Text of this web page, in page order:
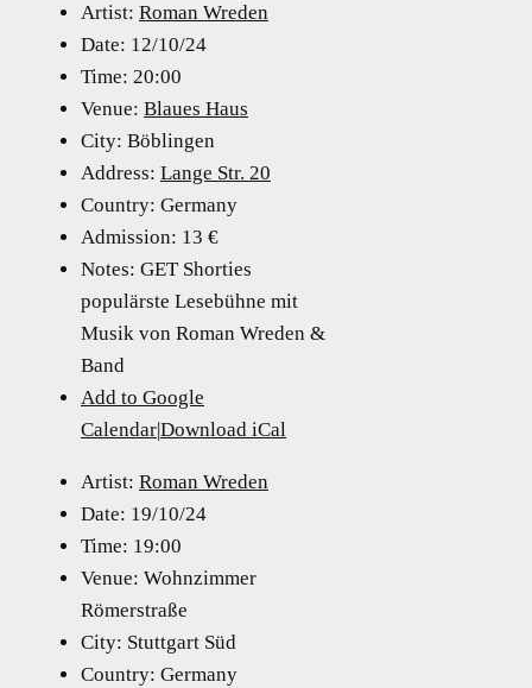
Artist: Roman Wreden
Date: 12/10/24
Time: 20:00
Venue: Blaues Haus
City: Böblingen
Address: Lange Str. 20
Country: Germany
Admission: 13 €
Notes: GET Shorties
populärste Lesebühne mit
Musik von Roman Wreden &
Band
Add to Google
Calendar|Download iCal
Artist: Roman Wreden
Date: 19/10/24
Time: 19:00
Venue: Wohnzimmer
Römerstraße
City: Stuttgart Süd
Country: Germany